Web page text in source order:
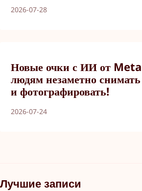
2026-07-28
Новые очки с ИИ от
людям незаметно
и фотографировать!
2026-07-24
Лучшие записи